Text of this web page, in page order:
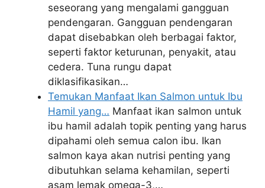
seseorang yang mengalami gangguan
pendengaran. Gangguan pendengaran
dapat disebabkan oleh berbagai faktor,
seperti faktor keturunan, penyakit, atau
cedera. Tuna rungu dapat
diklasifikasikan…
Temukan Manfaat Ikan Salmon untuk Ibu
Hamil yang… Manfaat ikan salmon untuk
ibu hamil adalah topik penting yang harus
dipahami oleh semua calon ibu. Ikan
salmon kaya akan nutrisi penting yang
dibutuhkan selama kehamilan, seperti
asam lemak omega-3,…